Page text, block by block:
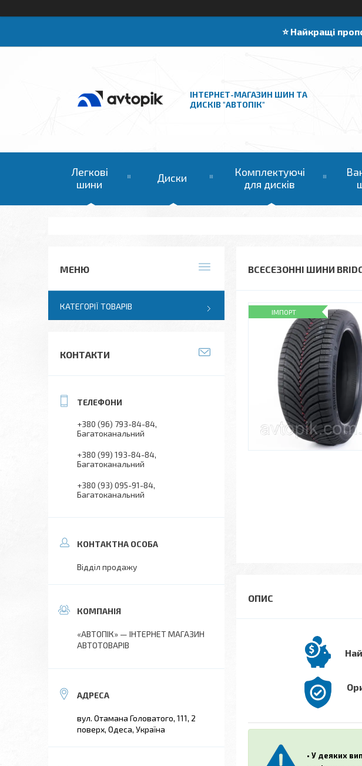
⭐️ Найкращі
ІНТЕРНЕТ-МАГАЗИН ШИН ТА
ДИСКІВ "АВТОПІК"
Легкові
шини
Диски
Комплектуючі
для дисків
ВСЕСЕЗОННІ ШИНИ
ІМПОРТ
• У деяких
КАТЕГОРІЇ ТОВАРІВ
КОНТАКТИ
+380 (96) 793-84-84
Багатоканальний
+380 (99) 193-84-84
Багатоканальний
+380 (93) 095-91-84
Багатоканальний
Відділ продажу
«АВТОПІК» — ІНТЕРНЕТ МАГАЗИН
АВТОТОВАРІВ
вул. Отамана Головатого, 111, 2
поверх, Одеса, Україна